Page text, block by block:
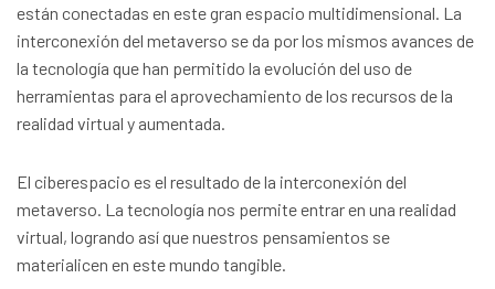
están conectadas en este gran espacio multidimensional. La
interconexión del metaverso se da por los mismos avances de
la tecnología que han permitido la evolución del uso de
herramientas para el aprovechamiento de los recursos de la
realidad virtual y aumentada.
El ciberespacio es el resultado de la interconexión del
metaverso. La tecnología nos permite entrar en una realidad
virtual, logrando así que nuestros pensamientos se
materialicen en este mundo tangible.